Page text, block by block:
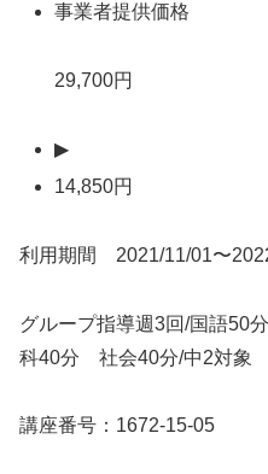
事業者提供価格
29,700円
▶
14,850円
利用期間 2021/11/01〜
グループ指導週3回/国語
科40分 社会40分/中2対象
講座番号：1672-15-05